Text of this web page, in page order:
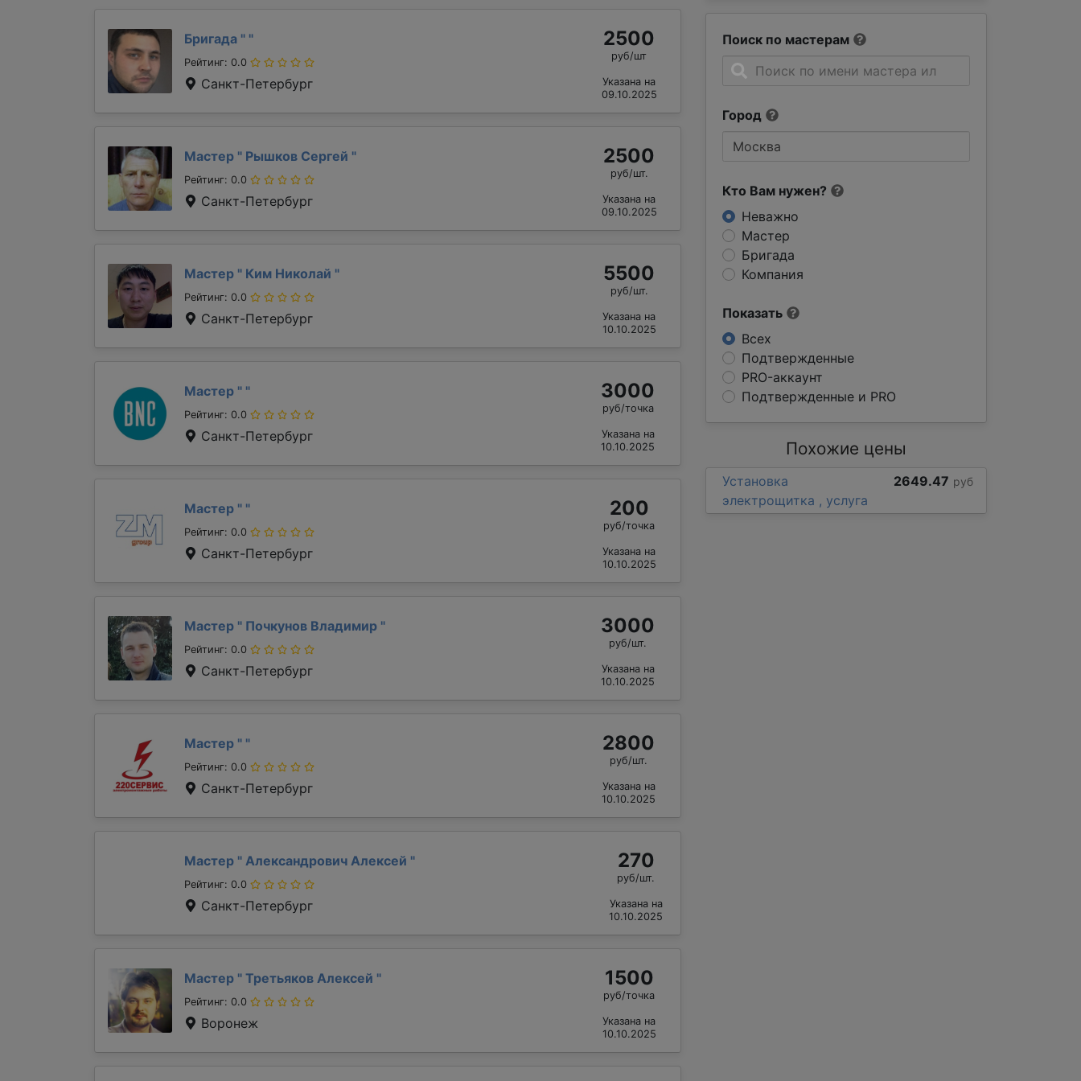
Поиск по мастерам
Город
Кто Вам нужен?
Неважно
Мастер
Бригада
Компания
Показать
Всех
Подтвержденные
PRO-аккаунт
Подтвержденные и PRO
Бригада " "
Рейтинг: 0.0
Санкт-Петербург
2500
руб/шт
Указана на
09.10.2025
Мастер " Рышков Сергей "
Рейтинг: 0.0
Санкт-Петербург
2500
руб/шт.
Указана на
09.10.2025
Мастер " Ким Николай "
Рейтинг: 0.0
Санкт-Петербург
5500
руб/шт.
Указана на
10.10.2025
Мастер " "
Рейтинг: 0.0
Санкт-Петербург
3000
руб/точка
Указана на
10.10.2025
Мастер " "
Рейтинг: 0.0
Санкт-Петербург
200
руб/точка
Указана на
10.10.2025
Мастер " Почкунов Владимир "
Рейтинг: 0.0
Санкт-Петербург
3000
руб/шт.
Указана на
10.10.2025
Мастер " "
Рейтинг: 0.0
Санкт-Петербург
2800
руб/шт.
Указана на
10.10.2025
Мастер " Александрович Алексей "
Рейтинг: 0.0
Санкт-Петербург
270
руб/шт.
Указана на
10.10.2025
Мастер " Третьяков Алексей "
Рейтинг: 0.0
Воронеж
1500
руб/точка
Указана на
10.10.2025
Похожие цены
Установка
электрощитка , услуга
2649.47 руб